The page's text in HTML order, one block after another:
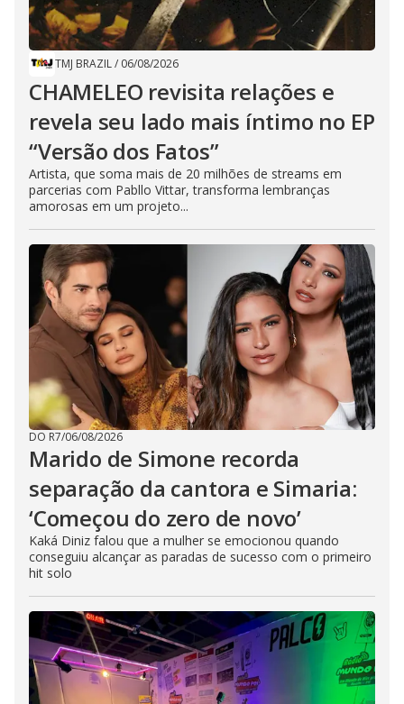
TMJ BRAZIL/ 06/08/2026
CHAMELEO revisita relações e
revela seu lado mais íntimo no EP
“Versão dos Fatos”
Artista, que soma mais de 20 milhões de streams em
parcerias com Pabllo Vittar, transforma lembranças
amorosas em um projeto...
DO R7/06/08/2026
Marido de Simone recorda
separação da cantora e Simaria:
‘Começou do zero de novo’
Kaká Diniz falou que a mulher se emocionou quando
conseguiu alcançar as paradas de sucesso com o primeiro
hit solo